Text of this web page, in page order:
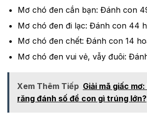
Mơ chó đen cắn bạn: Đánh con
Mơ chó đen đi lạc: Đánh con 44
Mơ chó đen chết: Đánh con 14
Mơ chó đen vui vẻ, vẫy đuôi:
Xem Thêm Tiếp Giải mã giấc
răng đánh số đề con gì trúng lớn?